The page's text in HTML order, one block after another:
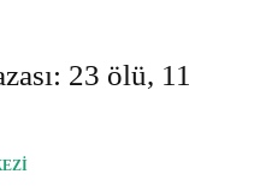
23 ölü, 11